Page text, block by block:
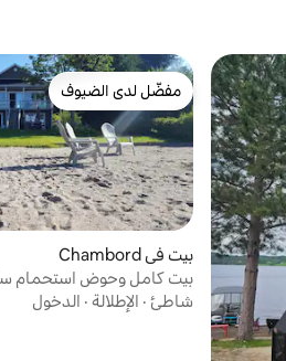
مفضّل لدى الضيوف
مفضّل لدى الضيوف
بيت في Chambord
بيت كامل وحوض استحمام
سانت جان
شاطئ · الإطلالة · الدخول